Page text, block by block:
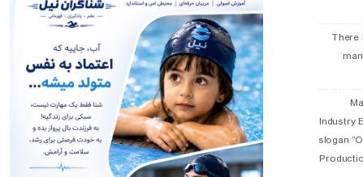
There
19
Industry
slogan